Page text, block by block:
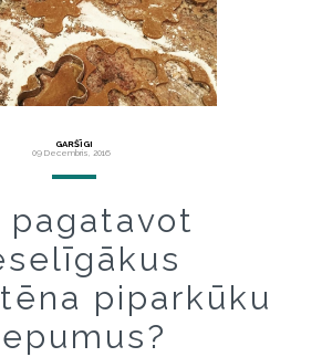
GARŠĪGI
09 Decembris, 2016
pagatavot
piparkūku